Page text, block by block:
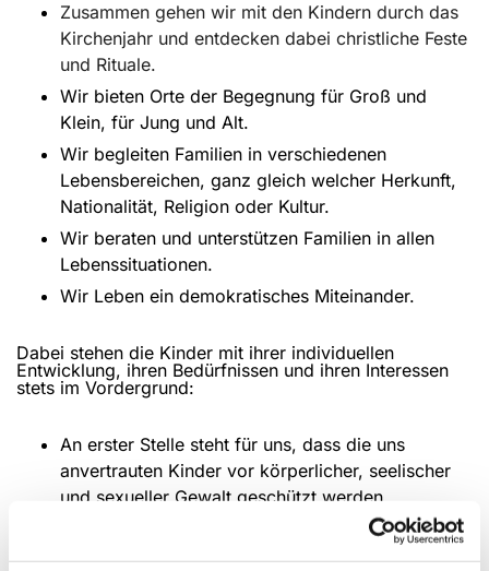
Zusammen gehen wir mit den Kindern durch das
Kirchenjahr und entdecken dabei christliche Feste
und Rituale.
Wir bieten Orte der Begegnung für Groß und
Klein, für Jung und Alt.
Wir begleiten Familien in verschiedenen
Lebensbereichen, ganz gleich welcher Herkunft,
Nationalität, Religion oder Kultur.
Wir beraten und unterstützen Familien in allen
Lebenssituationen.
Wir Leben ein demokratisches Miteinander.
Dabei stehen die Kinder mit ihrer individuellen
Entwicklung, ihren Bedürfnissen und ihren Interessen
stets im Vordergrund:
An erster Stelle steht für uns, dass die uns
anvertrauten Kinder vor körperlicher, seelischer
und sexueller Gewalt geschützt werden,
unbeschadet aufwachsen und sich dadurch